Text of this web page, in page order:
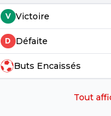
V Victoire
D Défaite
Buts Encaissés
Tout